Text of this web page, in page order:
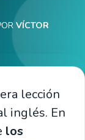
VÍCTOR
lección
inglés. En
los